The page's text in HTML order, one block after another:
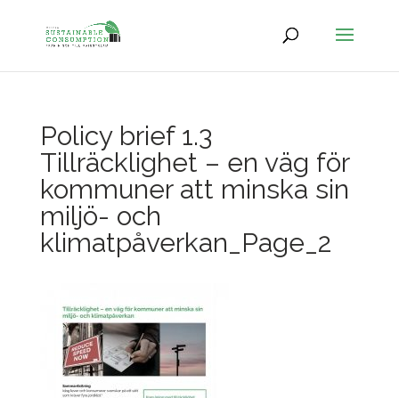
Policy brief 1.3
Tillräcklighet – en väg för
kommuner att minska sin
miljö- och
klimatpåverkan_Page_2